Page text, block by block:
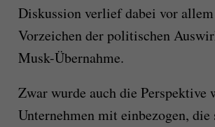
Diskussion verlief dabei vor
Vorzeichen der politischen
Musk-Übernahme.
Zwar wurde auch die Perspektive
Unternehmen mit einbezogen, die